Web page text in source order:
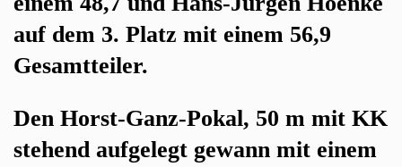
auf dem 3. Platz mit einem 56,9
Gesamtteiler.
Den Horst-Ganz-Pokal, 50 m mit KK
stehend aufgelegt gewann mit einem